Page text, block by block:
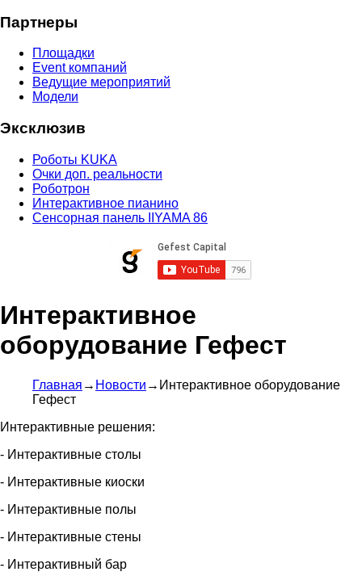
Партнеры
Площадки
Event компаний
Ведущие мероприятий
Модели
Эксклюзив
Роботы KUKA
Очки доп. реальности
Роботрон
Интерактивное пианино
Сенсорная панель IIYAMA 86
Интерактивное
оборудование Гефест
Главная → Новости → Интерактивное оборудование
Гефест
Интерактивные решения:
- Интерактивные столы
- Интерактивные киоски
- Интерактивные полы
- Интерактивные стены
- Интерактивный бар